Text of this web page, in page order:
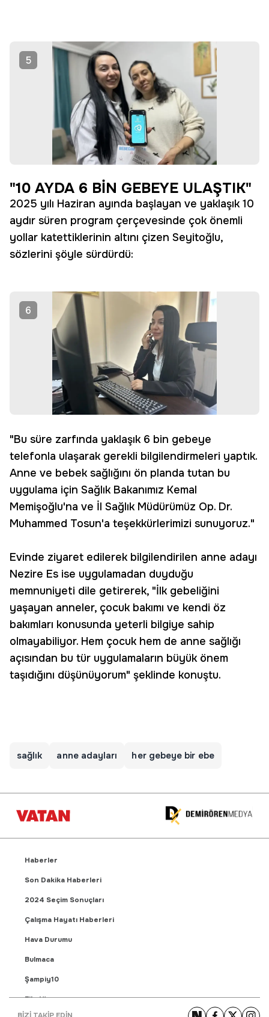
5
"10 AYDA 6 BİN GEBEYE ULAŞTIK"
2025 yılı Haziran ayında başlayan ve yaklaşık 10
aydır süren program çerçevesinde çok önemli
yollar katettiklerinin altını çizen Seyitoğlu,
sözlerini şöyle sürdürdü:
6
"Bu süre zarfında yaklaşık 6 bin gebeye
telefonla ulaşarak gerekli bilgilendirmeleri yaptık.
Anne ve bebek sağlığını ön planda tutan bu
uygulama için Sağlık Bakanımız Kemal
Memişoğlu'na ve İl Sağlık Müdürümüz Op. Dr.
Muhammed Tosun'a teşekkürlerimizi sunuyoruz."
Evinde ziyaret edilerek bilgilendirilen anne adayı
Nezire Es ise uygulamadan duyduğu
memnuniyeti dile getirerek, "İlk gebeliğini
yaşayan anneler, çocuk bakımı ve kendi öz
bakımları konusunda yeterli bilgiye sahip
olmayabiliyor. Hem çocuk hem de anne sağlığı
açısından bu tür uygulamaların büyük önem
taşıdığını düşünüyorum" şeklinde konuştu.
sağlık anne adayları her gebeye bir ebe
Haberler
Son Dakika Haberleri
2024 Seçim Sonuçları
Çalışma Hayatı Haberleri
Hava Durumu
Bulmaca
Şampiy10
Fikstür